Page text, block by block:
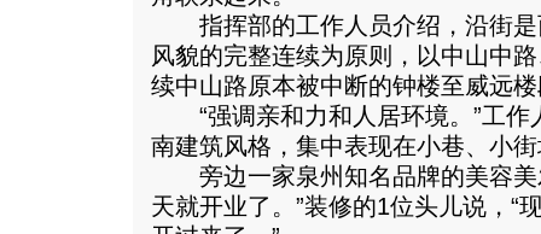
指挥部的工作人员介绍，沿街是
风貌的完整连续为原则，以中山中
续中山路原本被中断的钟楼至威远
“强调亲和力和人居环境。”工作
南建筑风格，集中表现在小巷、小
旁边一家泉州知名品牌的美容美
天就开业了。”装修的1位头儿说，“